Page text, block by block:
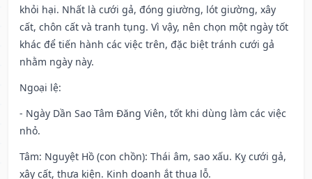
khỏi hại. Nhất là cưới gả, đóng giường, lót giường, xây
cất, chôn cất và tranh tụng. Vì vậy, nên chọn một ngày tốt
khác để tiến hành các việc trên, đặc biệt tránh cưới gả
nhằm ngày này.
Ngoại lệ:
- Ngày Dần Sao Tâm Đăng Viên, tốt khi dùng làm các việc
nhỏ.
Tâm: Nguyệt Hồ (con chồn): Thái âm, sao xấu. Kỵ cưới gả,
xây cất, thưa kiện. Kinh doanh ắt thua lỗ.